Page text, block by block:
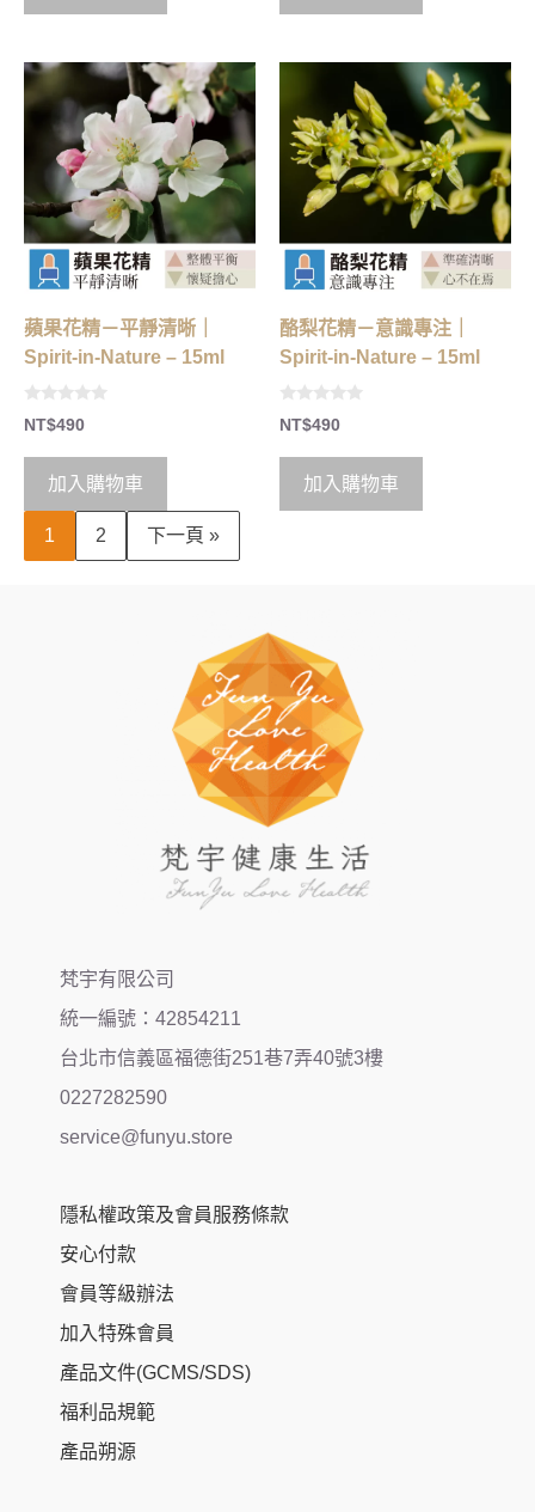
5
5
蘋果花精－平靜清晰｜
Spirit-in-Nature – 15ml
0
o
5
NT$490
加入購物車
酪梨花精－意識專注｜
Spirit-in-Nature – 15ml
0
o
5
NT$490
加入購物車
1 2 下一頁 »
梵宇有限公司
統一編號：42854211
台北市信義區福德街251巷7弄40號3樓
0227282590
service@funyu.store
隱私權政策及會員服務條款
安心付款
會員等級辦法
加入特殊會員
產品文件(GCMS/SDS)
福利品規範
產品朔源